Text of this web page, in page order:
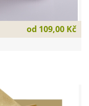
od 109,00 Kč